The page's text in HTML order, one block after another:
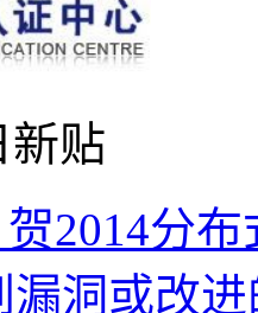
新贴
2014分
漏洞或改